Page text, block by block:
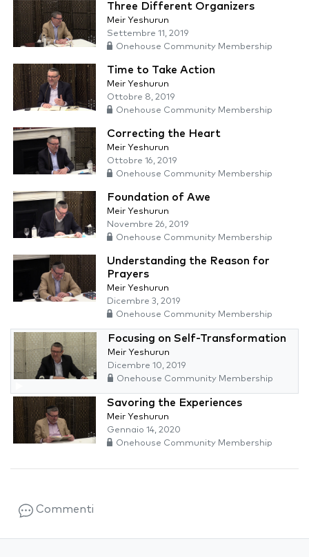
Three Different Organizers
Meir Yeshurun
Settembre 11, 2019
Onehouse Community Membership
Time to Take Action
Meir Yeshurun
Ottobre 8, 2019
Onehouse Community Membership
Correcting the Heart
Meir Yeshurun
Ottobre 16, 2019
Onehouse Community Membership
Foundation of Awe
Meir Yeshurun
Novembre 26, 2019
Onehouse Community Membership
Understanding the Reason for
Prayers
Meir Yeshurun
Dicembre 3, 2019
Onehouse Community Membership
Focusing on Self-Transformation
Meir Yeshurun
Dicembre 10, 2019
Onehouse Community Membership
Savoring the Experiences
Meir Yeshurun
Gennaio 14, 2020
Onehouse Community Membership
Commenti